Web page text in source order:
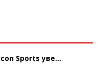
Sports уве...